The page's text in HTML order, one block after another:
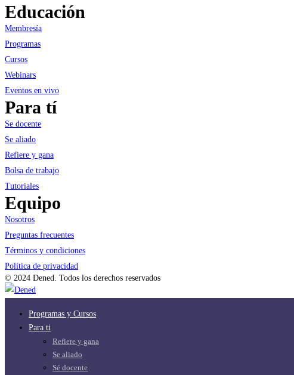
Educación
Membresía
Programas
Cursos
Webinars
Eventos en vivo
Para tí
Se docente
Se aliado
Refiere y gana
Bolsa de trabajo
Tutoriales
Equipo
Nosotros
Preguntas frecuentes
Términos y condiciones
Política de privacidad
© 2024 Dened. Todos los derechos reservados
Programas y Cursos
Para ti
Refiere y gana
Se aliado
Sé docente